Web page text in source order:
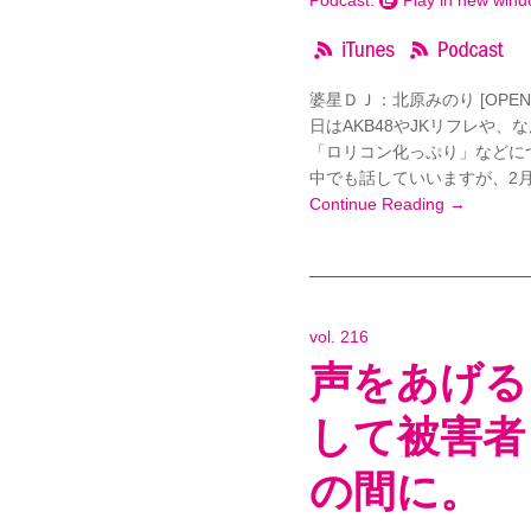
婆星ＤＪ：北原みのり
日はAKB48やJKリフレや、
「ロリコン化っぷり」など
中でも話していいますが、2
Continue Reading →
vol. 216
声をあげ
して被害
の間に。